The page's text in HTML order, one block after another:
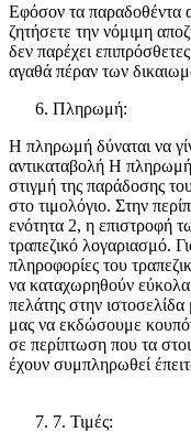
Εφόσον τα παραδοθέντα
ζητήσετε την νόμιμη
δεν παρέχει
αγαθά πέραν των
Πληρωμή:
Η πληρωμή δύναται να
αντικαταβολή Η
στιγμή της παράδοσης
στο τιμολόγιο. Στην
ενότητα 2, η επιστροφή
τραπεζικό λογαριασμό.
πληροφορίες του
να καταχωρηθούν
πελάτης στην
μας να εκδώσουμε
σε περίπτωση που τα
έχουν συμπληρωθεί
7. Τιμές: